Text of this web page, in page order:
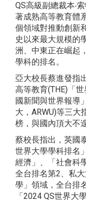
QS高級副總裁本‧
著成熟高等教育體
個領域對推動創新
史以來最大規模的
洲、中東正在崛起
學科的排名。
亞大校長蔡進發指
高等教育(THE)「
國新聞與世界報導
大，ARWU)等三大
榜，與國內頂大不
蔡校長指出，英國
世界大學學科排名
經濟」、「社會科
全台排名第2、私
學」領域，全台排
「2024 QS世界大